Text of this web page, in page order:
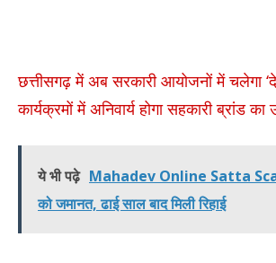
छत्तीसगढ़ में अब सरकारी आयोजनों में चलेगा
कार्यक्रमों में अनिवार्य होगा सहकारी ब्रांड का
ये भी पढ़े Mahadev Online Satta
को जमानत, ढाई साल बाद मिली रिहाई